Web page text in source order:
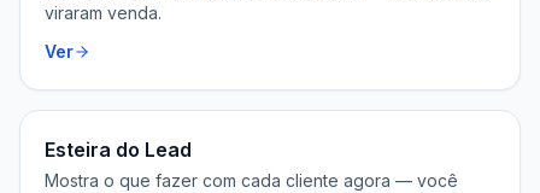
viraram venda.
Ver
Esteira do Lead
Mostra o que fazer com cada cliente agora — você